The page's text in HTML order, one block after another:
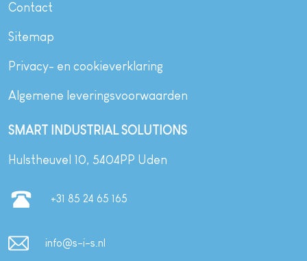
Contact
Sitemap
Privacy- en cookieverklaring
Algemene leveringsvoorwaarden
SMART INDUSTRIAL SOLUTIONS
Hulstheuvel 10, 5404PP Uden
+31 85 24 65 165
info@s-i-s.nl